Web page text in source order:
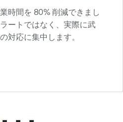
時間を 80% 削減できまし
ートではなく、実際に武
対応に集中します。